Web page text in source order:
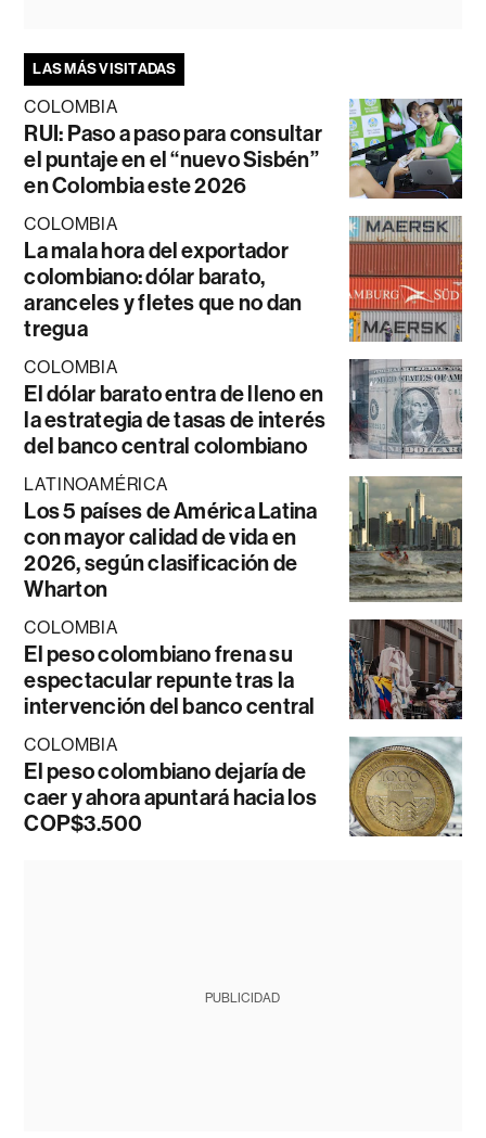
LAS MÁS VISITADAS
COLOMBIA
RUI: Paso a paso para consultar
el puntaje en el “nuevo Sisbén”
en Colombia este 2026
COLOMBIA
La mala hora del exportador
colombiano: dólar barato,
aranceles y fletes que no dan
tregua
COLOMBIA
El dólar barato entra de lleno en
la estrategia de tasas de interés
del banco central colombiano
LATINOAMÉRICA
Los 5 países de América Latina
con mayor calidad de vida en
2026, según clasificación de
Wharton
COLOMBIA
El peso colombiano frena su
espectacular repunte tras la
intervención del banco central
COLOMBIA
El peso colombiano dejaría de
caer y ahora apuntará hacia los
COP$3.500
PUBLICIDAD